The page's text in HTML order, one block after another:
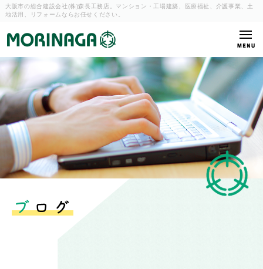
大阪市の総合建設会社(株)森長工務店。マンション・工場建築、
医療福祉、介護事業、土
地活用、リフォームならお任せください。